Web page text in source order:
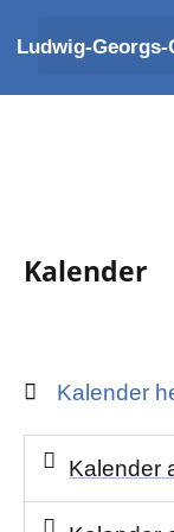
Inhalt
springen
Ludwig-
Kalender
Kalender
Kalender